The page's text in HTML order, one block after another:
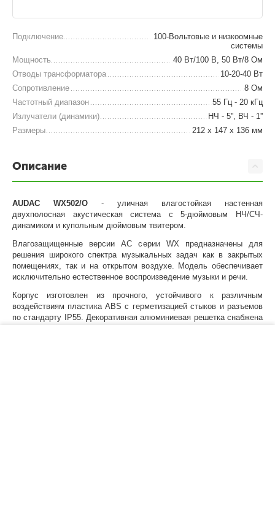
Подключение
100-Вольтовые и низкоомные
системы
Мощность
40 Вт/100 В, 50 Вт/8 Ом
Отводы трансформатора
10-20-40 Вт
Сопротивление
8 Ом
Частотный диапазон
55 Гц - 20 кГц
Излучатели (динамики)
НЧ - 5'', ВЧ - 1''
Размеры
212 х 147 х 136 мм
Описание
AUDAC WX502/O - уличная влагостойкая настенная
двухполосная акустическая система с 5-дюймовым НЧ/СЧ-
динамиком и купольным дюймовым твитером.
Влагозащищенные версии АС серии WX предназначены для
решения широкого спектра музыкальных задач как в закрытых
помещениях, так и на открытом воздухе. Модель обеспечивает
исключительно естественное воспроизведение музыки и речи.
Корпус изготовлен из прочного, устойчивого к различным
воздействиям пластика ABS с герметизацией стыков и разъемов
по стандарту IP55. Декоративная алюминиевая решетка снабжена